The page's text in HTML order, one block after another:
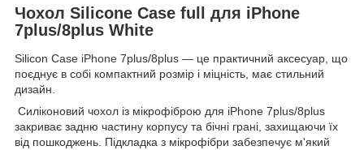
Чохол Silicone Case full для iPhone
7plus/8plus White
Silicon Case iPhone 7plus/8plus — це практичний аксесуар, що
поєднує в собі компактний розмір і міцність, має стильний
дизайн.
Силіконовий чохол із мікрофіброю для iPhone 7plus/8plus
закриває задню частину корпусу та бічні грані, захищаючи їх
від пошкоджень. Підкладка з мікрофібри забезпечує м'який